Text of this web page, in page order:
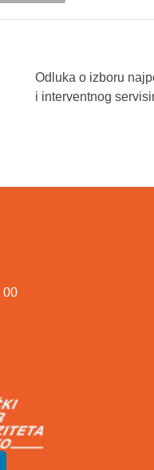
Odluka o izboru
i interventnog
00